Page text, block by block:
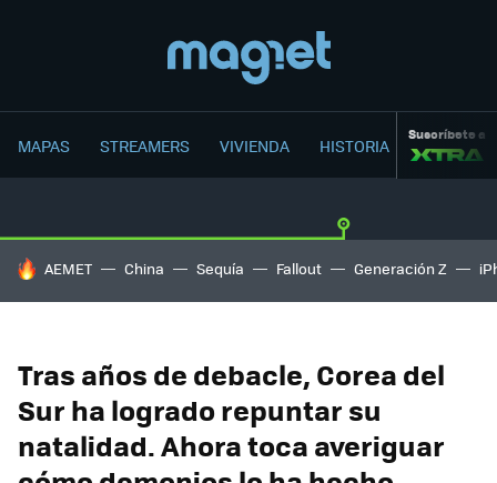
MAPAS STREAMERS VIVIENDA HISTORIA Suscríbete a
HOY SE HABLA DE
AEMET China Sequía Fallout Generación Z
Tras años de debacle, Corea del
Sur ha logrado repuntar su
natalidad. Ahora toca averiguar